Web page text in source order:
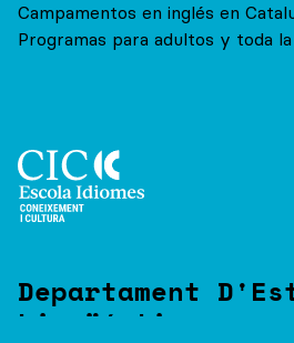
Campamentos en inglés en
Programas para adultos y toda
Departament
Lingüístiques